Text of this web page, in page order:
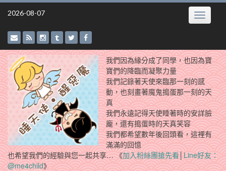
Skip
2026-08-07 Toggle
我們因為緣分成了同學，也因為寶
寶們的降臨而凝聚力量
我們記錄著天使來臨那一刻的感
動，也刻畫著魔鬼搗蛋那一刻的天
真
我們永遠記得天使睡著時的安詳臉
龐，還有搗蛋時的天真笑容
我們都希望數年後回頭看，這裡有
滿滿的回憶
也希望我們的經驗與您一起共享… 《加入粉絲團搶先看│Line好友：
@me4child》